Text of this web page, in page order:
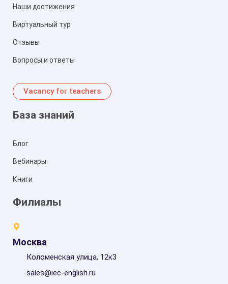
Наши достижения
Виртуальный тур
Отзывы
Вопросы и ответы
Vacancy for teachers
База знаний
Блог
Вебинары
Книги
Филиалы
Москва
Коломенская улица, 12к3
sales@iec-english.ru